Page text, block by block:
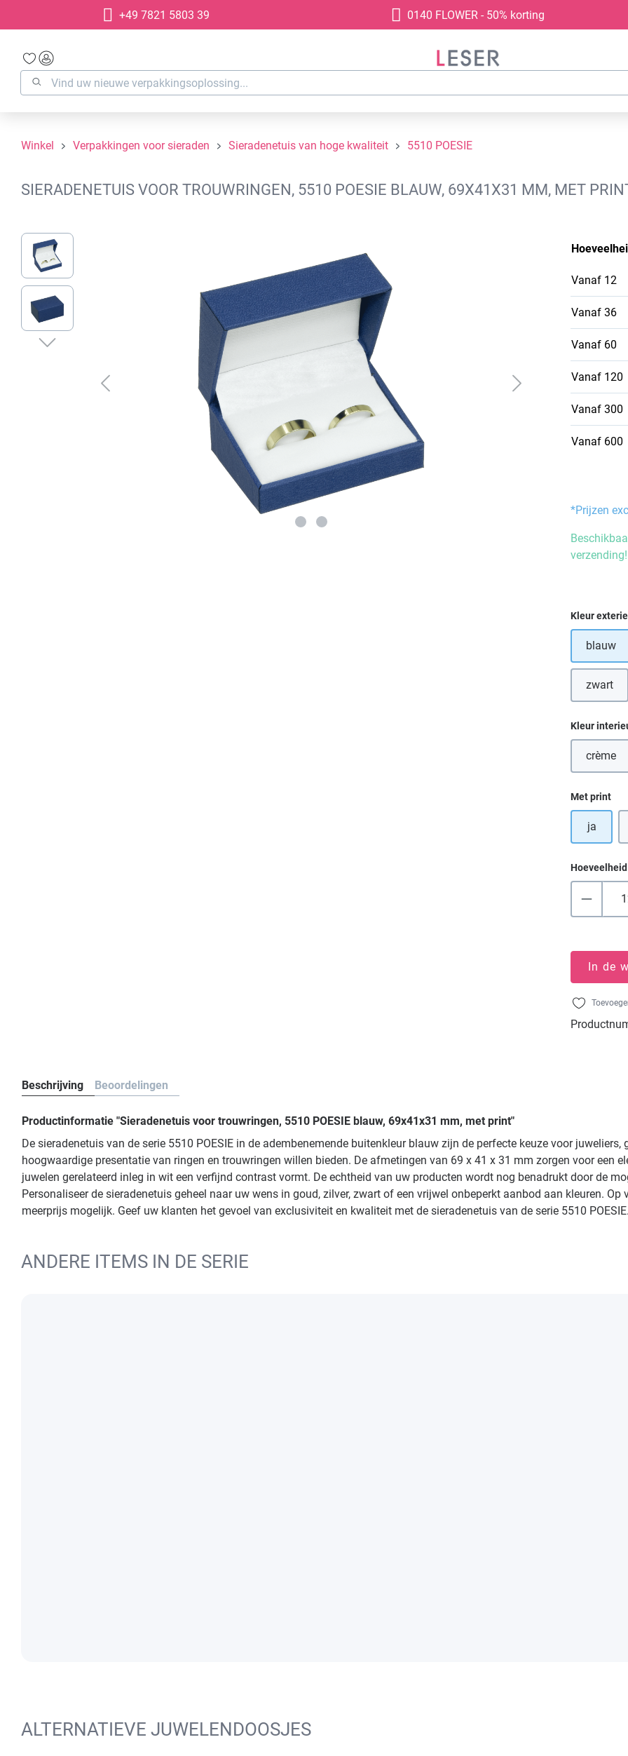
Ga naar de hoofdnavigatie
+49 7821 5803 39 0140 FLOWER - 50% korting
Winkel Verpakkingen voor sieraden Sieradenetuis van hoge kwaliteit 5510 POESIE
SIERADENETUIS VOOR TROUWRINGEN, 5510 POESIE BLAUW, 69X41X31 MM, MET
Afbeeldingengalerij overslaan
Vanaf 12
Vanaf 36
Vanaf 60
Vanaf 120
Vanaf 300
Vanaf 600
*Prijzen
verzending!
Selecteer
Kleur
blauw
zwart(Deze
Selecteer
Kleur
crème
(Deze
Selecteer
Met print
ja
Hoeveelheid
In de
Beschrijving Beoordelingen
Productinformatie "Sieradenetuis voor trouwringen, 5510 POESIE blauw, 69x41x31 mm, met print"
De sieradenetuis van de serie 5510 POESIE in de adembenemende buitenkleur blauw zijn de perfecte keuze voor
hoogwaardige presentatie van ringen en trouwringen willen bieden. De afmetingen van 69 x 41 x 31 mm zorgen voor een
juwelen gerelateerd inleg in wit een verfijnd contrast vormt. De echtheid van uw producten wordt nog benadrukt door de
Personaliseer de sieradenetuis geheel naar uw wens in goud, zilver, zwart of een vrijwel onbeperkt aanbod aan kleuren.
meerprijs mogelijk. Geef uw klanten het gevoel van exclusiviteit en kwaliteit met de sieradenetuis van de serie 5510 POESIE.
ANDERE ITEMS IN DE SERIE
ALTERNATIEVE JUWELENDOOSJES